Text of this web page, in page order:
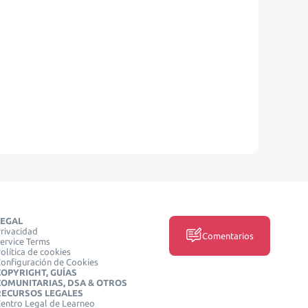
Terms
de cookies
de Cookies
GUÍAS
DSA & OTROS
LEGALES
Legal de Learneo
Comentarios